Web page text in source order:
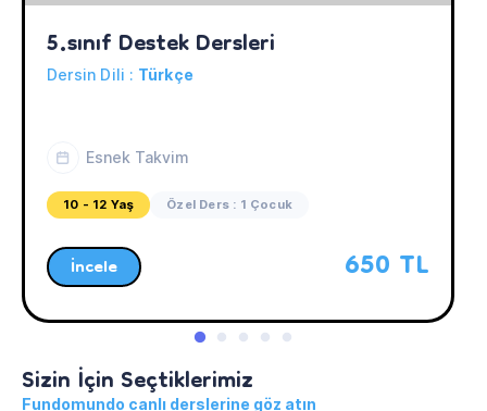
5.sınıf Destek Dersleri
Dersin Dili : Türkçe
Esnek Takvim
10 - 12 Yaş Özel Ders : 1 Çocuk
İncele 650 TL
Sizin İçin Seçtiklerimiz
Fundomundo canlı derslerine göz atın